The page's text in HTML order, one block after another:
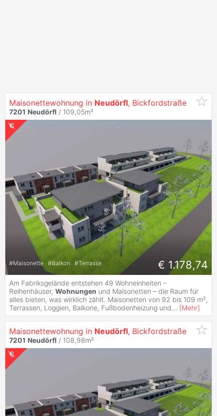
Maisonettewohnung in Neudörfl, Bickfordstraße
7201 Neudörfl / 109,05m²
#Maisonette #Balkon #Terrasse € 1.178,74
Am Fabriksgelände entstehen 49 Wohneinheiten –
Reihenhäuser, Wohnungen und Maisonetten – die Raum für
alles bieten, was wirklich zählt. Maisonetten von 92 bis 109 m²,
Terrassen, Loggien, Balkone, Fußbodenheizung und... [Mehr]
Maisonettewohnung in Neudörfl, Bickfordstraße
7201 Neudörfl / 108,98m²